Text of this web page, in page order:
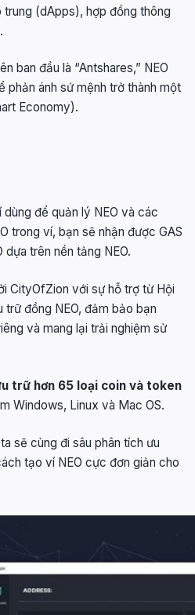
(dApps), hợp đồng thông
ban đầu là “Antshares,” NEO
phản ánh sứ mệnh trở thành một
Economy).
dùng để quản lý NEO và các
trong ví, bạn sẽ nhận được GAS
trên nền tảng NEO.
CityOfZion với sự hỗ trợ từ Hội
trữ đồng NEO, đảm bảo bạn
và mang lại trải nghiệm sử
trữ hơn 65 loại coin và token
Windows, Linux và Mac OS.
sẽ cùng đi sâu phân tích ưu
tạo ví NEO cực đơn giản cho